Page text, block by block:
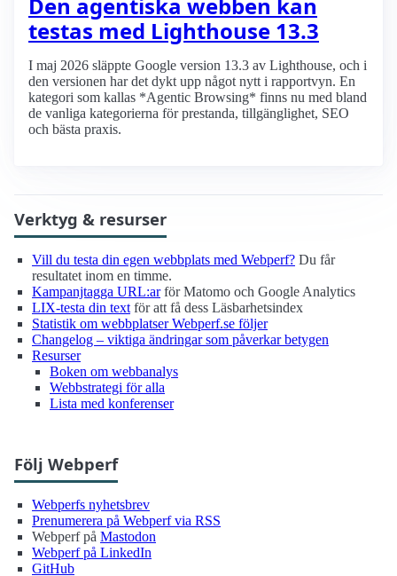
testas med Lighthouse 13.3
I maj 2026 släppte Google version 13.3 av Lighthouse, och i
den versionen har det dykt upp något nytt i rapportvyn. En
kategori som kallas *Agentic Browsing* finns nu med bland
de vanliga kategorierna för prestanda, tillgänglighet, SEO
och bästa praxis.
Verktyg & resurser
Vill du testa din egen webbplats med Webperf? Du får
resultatet inom en timme.
Kampanjtagga URL:arför Matomo och Google Analytics
LIX-testa din text för att få dess Läsbarhetsindex
Statistik om webbplatser Webperf.se följer
Changelog – viktiga ändringar som påverkar betygen
Resurser
Boken om webbanalys
Webbstrategi för alla
Lista med konferenser
Följ Webperf
Webperfs nyhetsbrev
Prenumerera på Webperf via RSS
Webperf på Mastodon
Webperf på LinkedIn
GitHub